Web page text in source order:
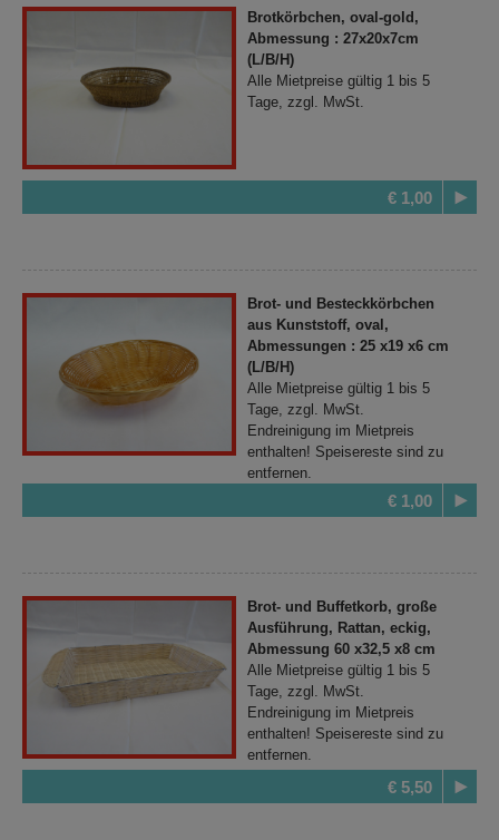
Brotkörbchen, oval-gold,
Abmessung : 27x20x7cm
(L/B/H)
Alle Mietpreise gültig 1 bis 5
Tage, zzgl. MwSt.
€ 1,00
Brot- und Besteckkörbchen
aus Kunststoff, oval,
Abmessungen : 25 x19 x6 cm
(L/B/H)
Alle Mietpreise gültig 1 bis 5
Tage, zzgl. MwSt.
Endreinigung im Mietpreis
enthalten! Speisereste sind zu
entfernen.
€ 1,00
Brot- und Buffetkorb, große
Ausführung, Rattan, eckig,
Abmessung 60 x32,5 x8 cm
Alle Mietpreise gültig 1 bis 5
Tage, zzgl. MwSt.
Endreinigung im Mietpreis
enthalten! Speisereste sind zu
entfernen.
€ 5,50